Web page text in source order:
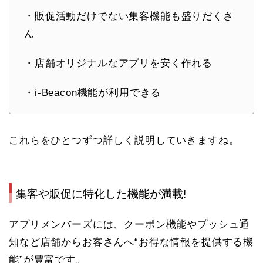
・販促活動だけでない集客機能も盛りだくさ
ん
・店舗オリジナルなアプリを安く作れる
・i-Beacon機能が利用できる
これらをひとつずつ詳しく説明していきますね。
集客や販促に特化した機能が満載!
アプリメンバーズには、クーポン機能やプッシュ通
知など店舗からお客さんへ“お得な情報を提供する機
能”が豊富です。